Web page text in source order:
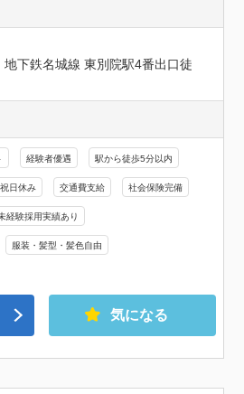
下鉄名城線 東別院駅4番出口徒
経験者優遇 駅から徒歩5分以内
日休み 交通費支給 社会保険完備
経験採用実績あり
服装・髪型・髪色自由
気になる